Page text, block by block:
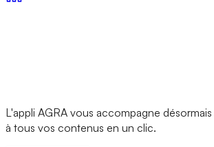
L'appli AGRA vous accompagne
à tous vos contenus en un clic.